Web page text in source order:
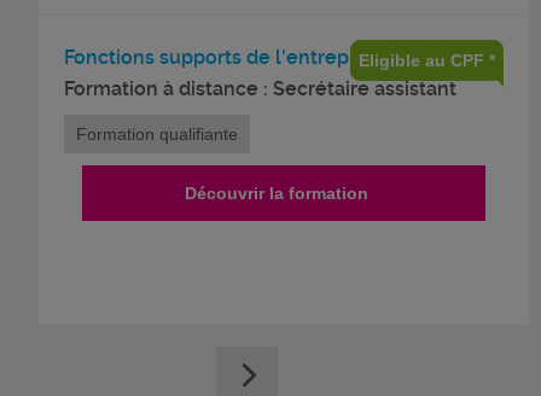
Fonctions supports de l'entreprise
Formation à distance : Secrétaire assistant
Eligible au CPF *
Formation qualifiante
Découvrir la formation